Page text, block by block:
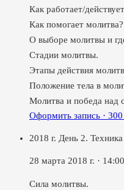
Как работает/
Как помогает молитва?
О выборе молитвы и
Стадии молитвы.
Этапы действия
Положение тела в
Молитва и победа над
Оформить запись · 300
2018 г. День 2.
28 марта 2018 г. · 14:00
Сила молитвы.